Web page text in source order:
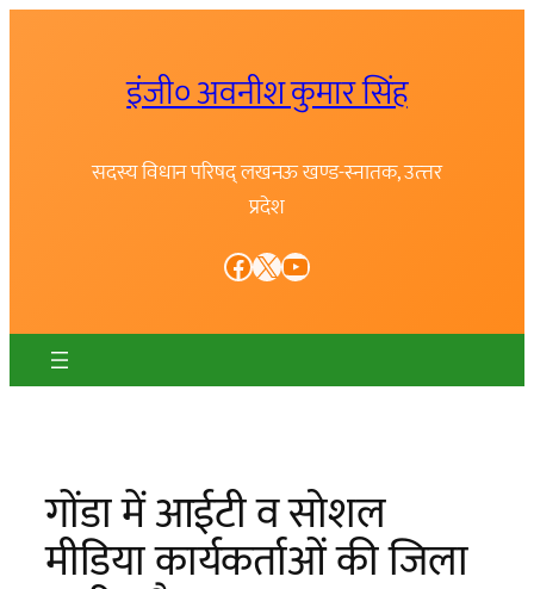
इंजी० अवनीश कुमार सिंह
सदस्य विधान परिषद् लखनऊ खण्ड-स्नातक, उत्त्तर
प्रदेश
Facebook X YouTube
गोंडा में आईटी व सोशल
मीडिया कार्यकर्ताओं की जिला